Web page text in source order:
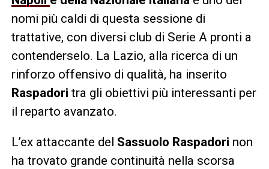
nomi più caldi di questa sessione di
trattative, con diversi club di Serie A pronti a
contenderselo. La Lazio, alla ricerca di un
rinforzo offensivo di qualità, ha inserito
Raspadori tra gli obiettivi più interessanti per
il reparto avanzato.
L’ex attaccante del Sassuolo Raspadori non
ha trovato grande continuità nella scorsa